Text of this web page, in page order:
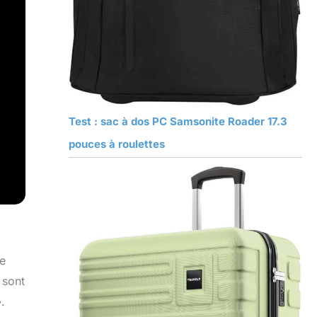
Test : sac à dos PC Samsonite Roader 17.3
pouces à roulettes